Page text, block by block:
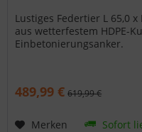
Lustiges Federtier L 65,0 x
aus wetterfestem HDPE-
Einbetonierungsanker.
489,99 € 619,99 €
Merken Sofort